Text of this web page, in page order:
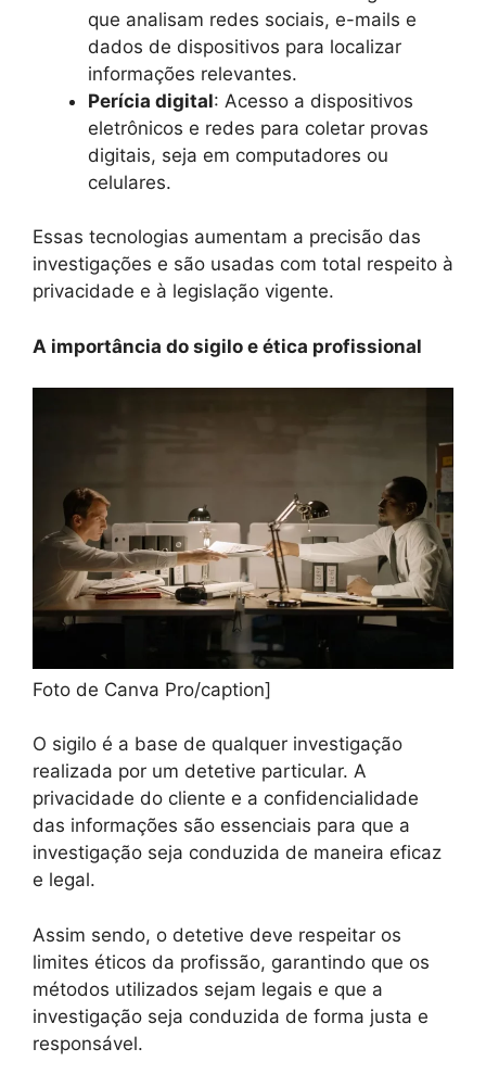
que analisam redes sociais, e-mails e
dados de dispositivos para localizar
informações relevantes.
Perícia digital: Acesso a dispositivos
eletrônicos e redes para coletar provas
digitais, seja em computadores ou
celulares.
Essas tecnologias aumentam a precisão das
investigações e são usadas com total respeito à
privacidade e à legislação vigente.
A importância do sigilo e ética profissional
Foto de Canva Pro/caption]
O sigilo é a base de qualquer investigação
realizada por um detetive particular. A
privacidade do cliente e a confidencialidade
das informações são essenciais para que a
investigação seja conduzida de maneira eficaz
e legal.
Assim sendo, o detetive deve respeitar os
limites éticos da profissão, garantindo que os
métodos utilizados sejam legais e que a
investigação seja conduzida de forma justa e
responsável.